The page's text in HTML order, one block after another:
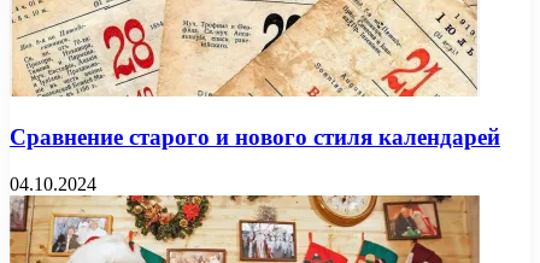
Сравнение старого и нового стиля календарей
04.10.2024